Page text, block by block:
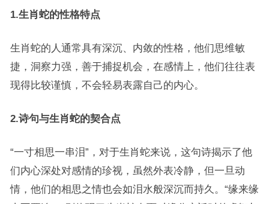
1.生肖蛇的性格特点
生肖蛇的人通常具有深沉、内敛的性格，他们思维敏
捷，洞察力强，善于捕捉机会，在感情上，他们往往表
现得比较谨慎，不会轻易表露自己的内心。
2.诗句与生肖蛇的契合点
“一寸相思一串泪”，对于生肖蛇来说，这句诗揭示了他
们内心深处对感情的珍视，虽然外表冷静，但一旦动
情，他们的相思之情也会如泪水般深沉而持久。“缘来缘